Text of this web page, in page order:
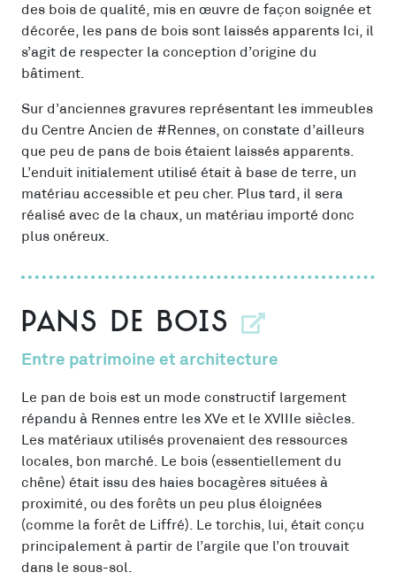
des bois de qualité, mis en œuvre de façon soignée et
décorée, les pans de bois sont laissés apparents Ici, il
s’agit de respecter la conception d’origine du
bâtiment.
Sur d’anciennes gravures représentant les immeubles
du Centre Ancien de #Rennes, on constate d’ailleurs
que peu de pans de bois étaient laissés apparents.
L’enduit initialement utilisé était à base de terre, un
matériau accessible et peu cher. Plus tard, il sera
réalisé avec de la chaux, un matériau importé donc
plus onéreux.
Pans de bois
Entre patrimoine et architecture
Le pan de bois est un mode constructif largement
répandu à Rennes entre les XVe et le XVIIIe siècles.
Les matériaux utilisés provenaient des ressources
locales, bon marché. Le bois (essentiellement du
chêne) était issu des haies bocagères situées à
proximité, ou des forêts un peu plus éloignées
(comme la forêt de Liffré). Le torchis, lui, était conçu
principalement à partir de l’argile que l’on trouvait
dans le sous-sol.